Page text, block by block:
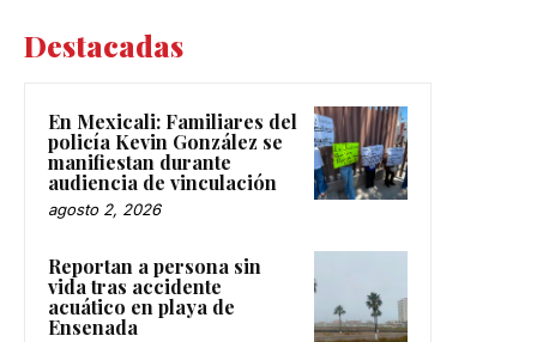
Destacadas
En Mexicali: Familiares del
policía Kevin González se
manifiestan durante
audiencia de vinculación
agosto 2, 2026
Reportan a persona sin
vida tras accidente
acuático en playa de
Ensenada